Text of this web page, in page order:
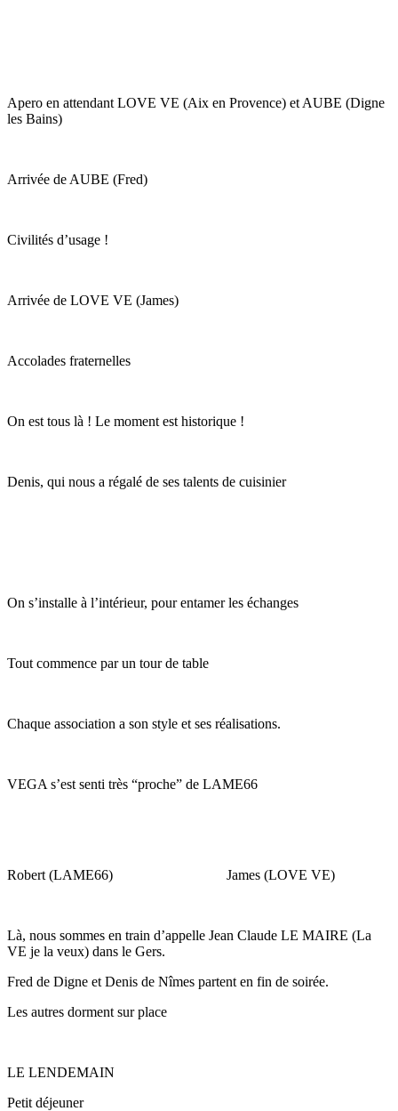
Apero en attendant LOVE VE (Aix en Provence) et AUBE (Digne
les Bains)
Arrivée de AUBE (Fred)
Civilités d’usage !
Arrivée de LOVE VE (James)
Accolades fraternelles
On est tous là ! Le moment est historique !
Denis, qui nous a régalé de ses talents de cuisinier
On s’installe à l’intérieur, pour entamer les échanges
Tout commence par un tour de table
Chaque association a son style et ses réalisations.
VEGA s’est senti très “proche” de LAME66
Robert (LAME66) James (LOVE VE)
Là, nous sommes en train d’appelle Jean Claude LE MAIRE (La
VE je la veux) dans le Gers.
Fred de Digne et Denis de Nîmes partent en fin de soirée.
Les autres dorment sur place
LE LENDEMAIN
Petit déjeuner